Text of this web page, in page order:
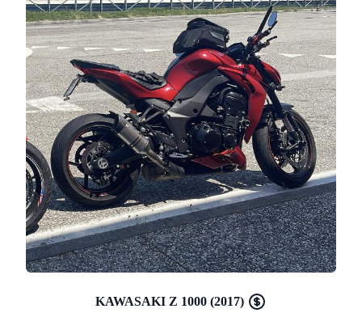
KAWASAKI Z 1000 (2017)